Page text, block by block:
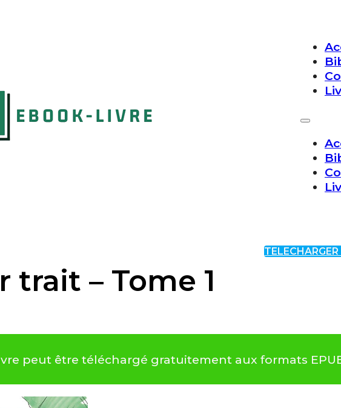
trait – Tome 1
peut être téléchargé gratuitement aux formats